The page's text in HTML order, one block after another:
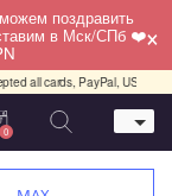
поздравить
в Мск/СПб ❤️×
all cards, PayPal, USDT,
0